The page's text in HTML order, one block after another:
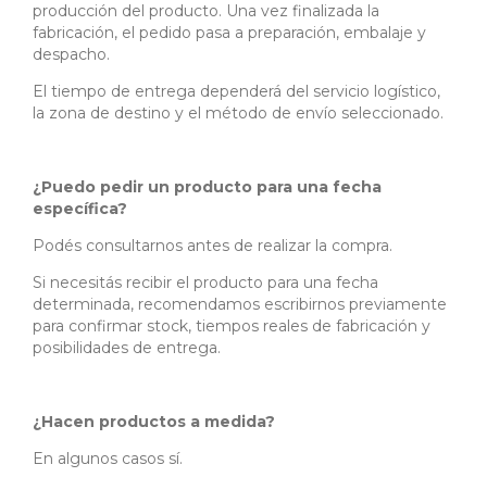
producción del producto. Una vez finalizada la
fabricación, el pedido pasa a preparación, embalaje y
despacho.
El tiempo de entrega dependerá del servicio logístico,
la zona de destino y el método de envío seleccionado.
¿Puedo pedir un producto para una fecha
específica?
Podés consultarnos antes de realizar la compra.
Si necesitás recibir el producto para una fecha
determinada, recomendamos escribirnos previamente
para confirmar stock, tiempos reales de fabricación y
posibilidades de entrega.
¿Hacen productos a medida?
En algunos casos sí.